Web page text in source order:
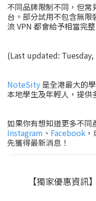
不同品牌限制不同，但
台。部分試用不包含無限
流 VPN 都會給予相當完
(Last updated:
NoteSity 是全港最大的
本地學生及年輕人，提供
如果你有想知道更多不同
Instagram 、 Facebook
先獲得最新消息！
【獨家優惠資